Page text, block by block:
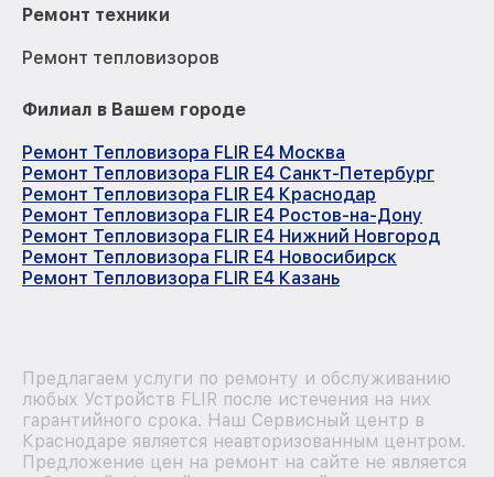
Ремонт техники
Ремонт тепловизоров
Филиал в Вашем городе
Ремонт Тепловизора FLIR E4 Москва
Ремонт Тепловизора FLIR E4 Санкт-Петербург
Ремонт Тепловизора FLIR E4 Краснодар
Ремонт Тепловизора FLIR E4 Ростов-на-Дону
Ремонт Тепловизора FLIR E4 Нижний Новгород
Ремонт Тепловизора FLIR E4 Новосибирск
Ремонт Тепловизора FLIR E4 Казань
Предлагаем услуги по ремонту и обслуживанию
любых Устройств FLIR после истечения на них
гарантийного срока. Наш Сервисный центр в
Краснодаре является неавторизованным центром.
Предложение цен на ремонт на сайте не является